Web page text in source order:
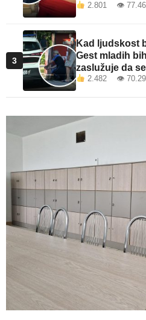
2.801 👁
3
Kad ljudskost
Gest mladih
zaslužuje da
2.482 👁